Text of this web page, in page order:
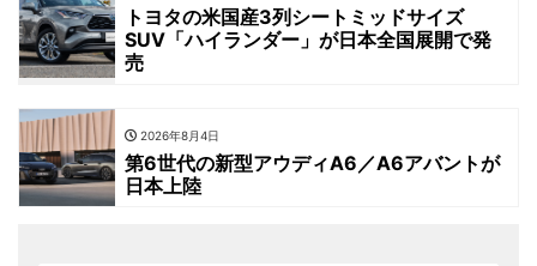
トヨタの米国産3列シートミッドサイズ
SUV「ハイランダー」が日本全国展開で発
売
2026年8月4日
第6世代の新型アウディA6／A6アバントが
日本上陸